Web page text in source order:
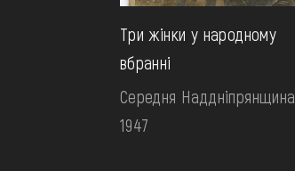
Три жінки у народному
вбранні
Середня Наддніпрянщина
1947